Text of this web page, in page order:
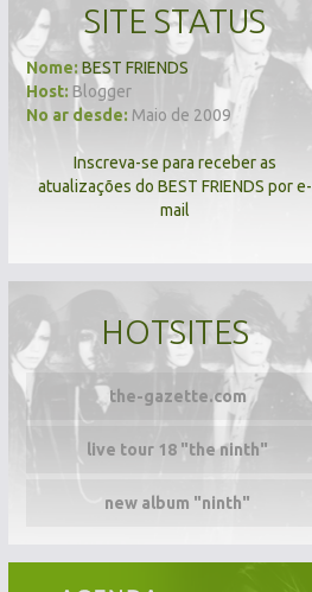
SITE STATUS
Nome: BEST FRIENDS
Host: Blogger
No ar desde: Maio de 2009
Inscreva-se para receber as
atualizações do BEST FRIENDS por e-
mail
HOTSITES
the-gazette.com
live tour 18 "the ninth"
new album "ninth"